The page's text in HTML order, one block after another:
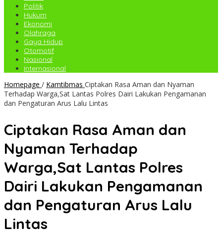
Politik
Hukum
Ekonomi
Olahraga
Gaya Hidup
Otomotif
Nasional
Internasional
Homepage / Kamtibmas Ciptakan Rasa Aman dan Nyaman
Terhadap Warga,Sat Lantas Polres Dairi Lakukan Pengamanan
dan Pengaturan Arus Lalu Lintas
Ciptakan Rasa Aman dan
Nyaman Terhadap
Warga,Sat Lantas Polres
Dairi Lakukan Pengamanan
dan Pengaturan Arus Lalu
Lintas